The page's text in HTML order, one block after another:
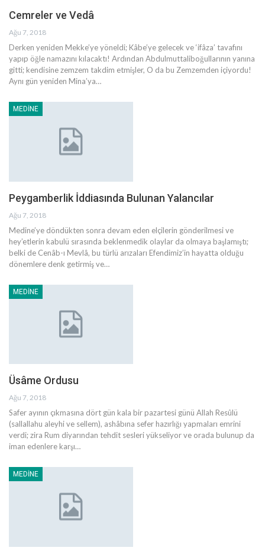
Cemreler ve Vedâ
Ağu 7, 2018
Derken yeniden Mekke’ye yöneldi; Kâbe’ye gelecek ve ‘ifâza’ tavafını
yapıp öğle namazını kılacaktı! Ardından Abdulmuttaliboğullarının yanına
gitti; kendisine zemzem takdim etmişler, O da bu Zemzemden içiyordu!
Aynı gün yeniden Mina’ya…
MEDINE
Peygamberlik İddiasında Bulunan Yalancılar
Ağu 7, 2018
Medine’ye döndükten sonra devam eden elçilerin gönderilmesi ve
hey’etlerin kabulü sırasında beklenmedik olaylar da olmaya başlamıştı;
belki de Cenâb-ı Mevlâ, bu türlü arızaları Efendimiz’in hayatta olduğu
dönemlere denk getirmiş ve…
MEDINE
Üsâme Ordusu
Ağu 7, 2018
Safer ayının çıkmasına dört gün kala bir pazartesi günü Allah Resûlü
(sallallahu aleyhi ve sellem), ashâbına sefer hazırlığı yapmaları emrini
verdi; zira Rum diyarından tehdit sesleri yükseliyor ve orada bulunup da
iman edenlere karşı…
MEDINE